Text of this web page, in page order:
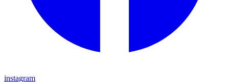
instagram